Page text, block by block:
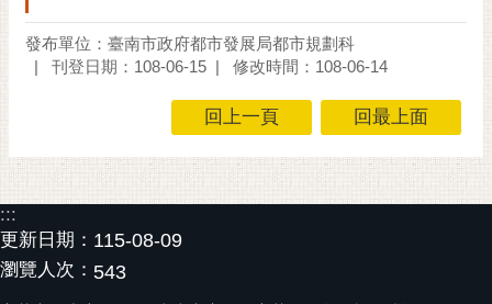
網
站
資
宣
市
府
交
發布單位：臺南市政府都市發展局都市規劃科
刊登日期：108-06-15
修改時間：108-06-14
回上一頁 回最上面
:::
更新日期： 115-08-09
瀏覽人次： 543